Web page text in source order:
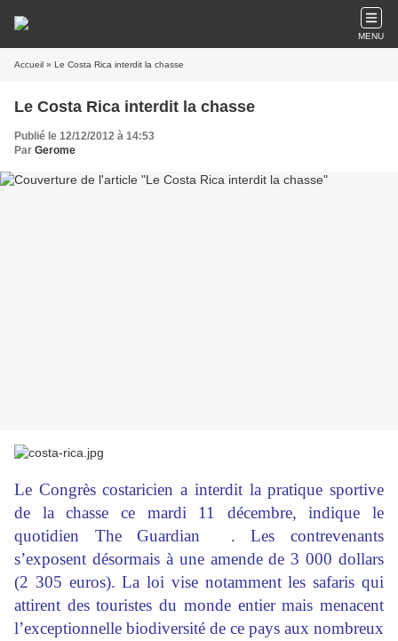
MENU
Accueil » Le Costa Rica interdit la chasse
Le Costa Rica interdit la chasse
Publié le 12/12/2012 à 14:53
Par Gerome
Le Congrès costaricien a interdit la pratique sportive
de la chasse ce mardi 11 décembre, indique le
quotidien The Guardian
. Les contrevenants
s’exposent désormais à une amende de 3 000 dollars
(2 305 euros). La loi vise notamment les safaris qui
attirent des touristes du monde entier mais menacent
l’exceptionnelle biodiversité de ce pays aux nombreux